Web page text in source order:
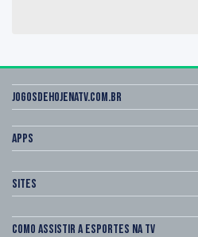
Jogosdehojenatv.com.br
Apps
Sites
Como assistir a esportes na TV